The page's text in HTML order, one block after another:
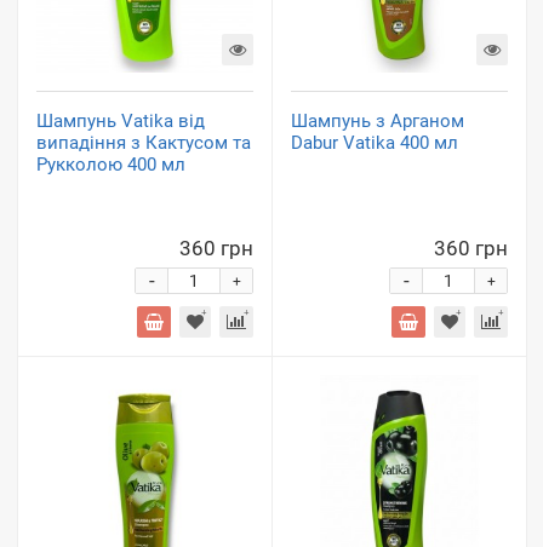
Шампунь Vatika від
випадіння з Кактусом та
Рукколою 400 мл
360 грн
+
-
Шампунь з Арганом
Dabur Vatika 400 мл
360 грн
+
-